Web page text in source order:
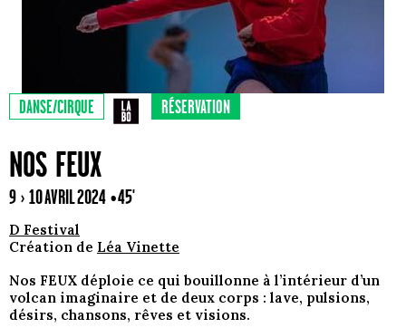
DANSE/CIRQUE RÉSERVATION
NOS FEUX
9 › 10 AVRIL 2024 • 45'
D Festival
Création de Léa Vinette
Nos FEUX déploie ce qui bouillonne à l’intérieur d’un
volcan imaginaire et de deux corps : lave, pulsions,
désirs, chansons, rêves et visions.